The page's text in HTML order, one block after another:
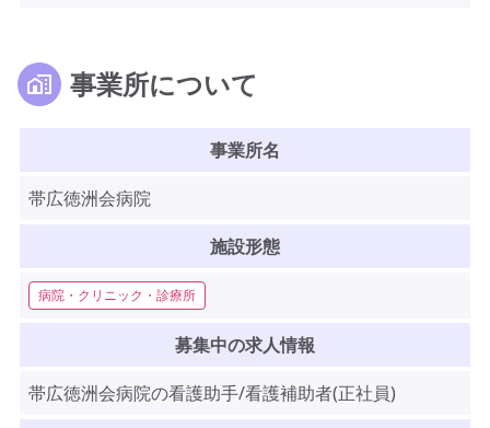
事業所について
事業所名
帯広徳洲会病院
施設形態
病院・クリニック・診療所
募集中の求人情報
帯広徳洲会病院の看護助手/看護補助者(正社員)